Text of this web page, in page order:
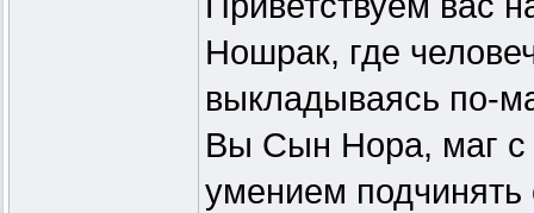
Ношрак, где
выкладываясь по-
Вы Сын Нора, маг с
умением подчинять